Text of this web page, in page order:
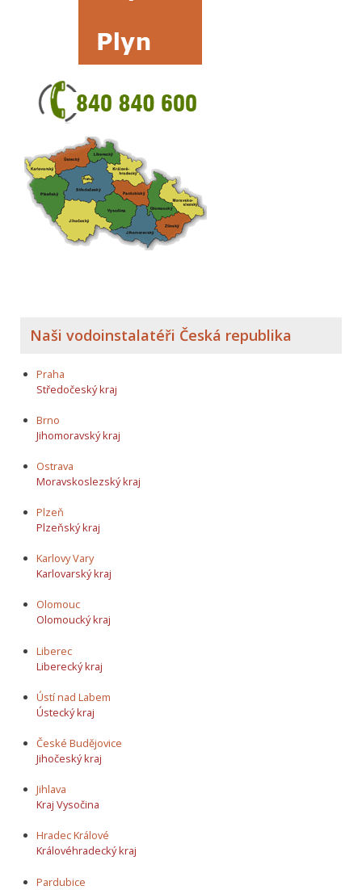
Naši vodoinstalatéři Česká republika
Praha
Středočeský kraj
Brno
Jihomoravský kraj
Ostrava
Moravskoslezský kraj
Plzeň
Plzeňský kraj
Karlovy Vary
Karlovarský kraj
Olomouc
Olomoucký kraj
Liberec
Liberecký kraj
Ústí nad Labem
Ústecký kraj
České Budějovice
Jihočeský kraj
Jihlava
Kraj Vysočina
Hradec Králové
Královéhradecký kraj
Pardubice